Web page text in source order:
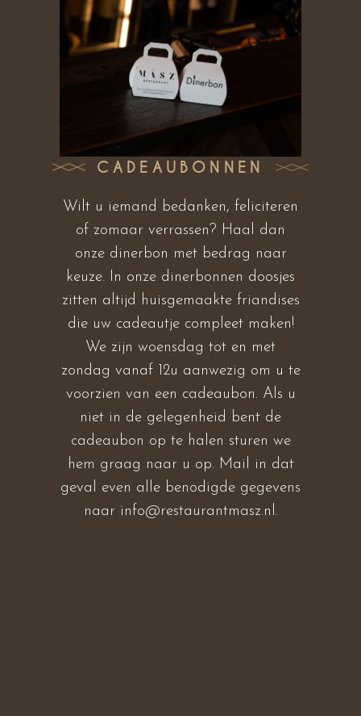
CADEAUBONNEN
Wilt u iemand bedanken, feliciteren
of zomaar verrassen? Haal dan
onze dinerbon met bedrag naar
keuze. In onze dinerbonnen doosjes
zitten altijd huisgemaakte friandises
die uw cadeautje compleet maken!
We zijn woensdag tot en met
zondag vanaf 12u aanwezig om u te
voorzien van een cadeaubon. Als u
niet in de gelegenheid bent de
cadeaubon op te halen sturen we
hem graag naar u op. Mail in dat
geval even alle benodigde gegevens
naar info@restaurantmasz.nl.